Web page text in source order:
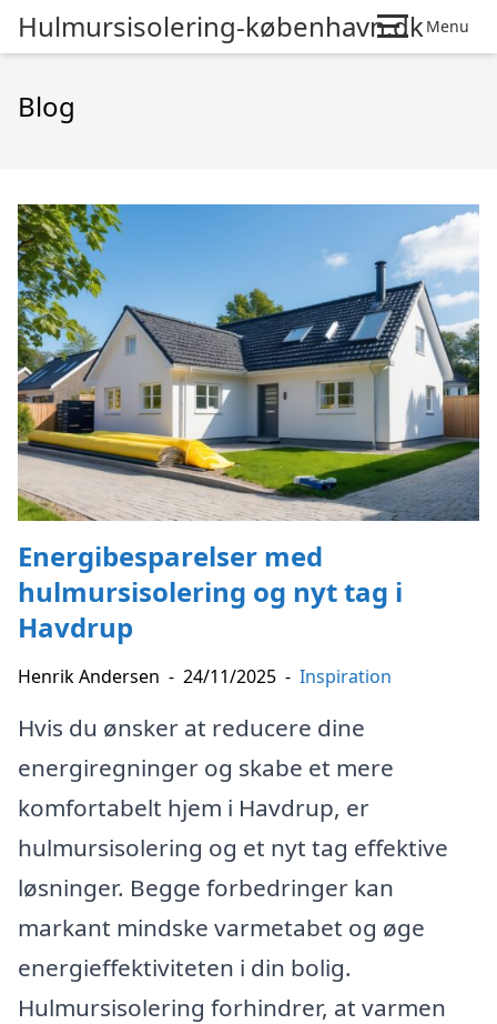
Hulmursisolering-københavn.dkMenu
Blog
Energibesparelser med
hulmursisolering og nyt tag i
Havdrup
Henrik Andersen - 24/11/2025 - Inspiration
Hvis du ønsker at reducere dine
energiregninger og skabe et mere
komfortabelt hjem i Havdrup, er
hulmursisolering og et nyt tag effektive
løsninger. Begge forbedringer kan
markant mindske varmetabet og øge
energieffektiviteten i din bolig.
Hulmursisolering forhindrer, at varmen